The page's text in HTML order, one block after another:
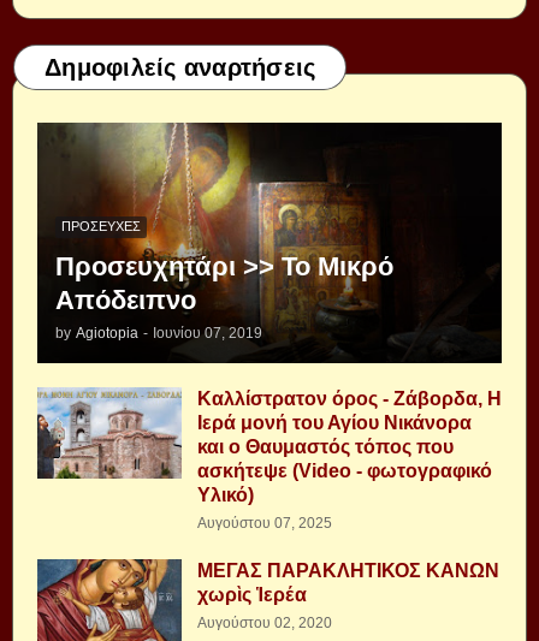
Δημοφιλείς αναρτήσεις
ΠΡΟΣΕΥΧΈΣ
Προσευχητάρι >> Το Μικρό
Απόδειπνο
by Agiotopia - Ιουνίου 07, 2019
Καλλίστρατον όρος - Ζάβορδα, Η
Ιερά μονή του Αγίου Νικάνορα
και ο Θαυμαστός τόπος που
ασκήτεψε (Video - φωτογραφικό
Υλικό)
Αυγούστου 07, 2025
ΜΕΓΑΣ ΠΑΡΑΚΛΗΤΙΚΟΣ ΚΑΝΩΝ
χωρὶς Ἱερέα
Αυγούστου 02, 2020